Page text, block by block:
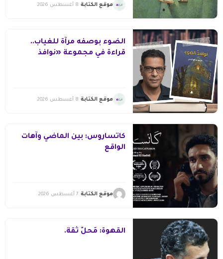
موقع الكتابة 8 أغسطس 2026
الضوء بوصفه مرآة للغياب..
قراءة في مجموعة «نوافذ
موقع الكتابة 8 أغسطس 2026
كاتساروس: بين الماضي وآهات
الواقع
موقع الكتابة 7 أغسطس 2026
القهوة: مَحلُّ ثقة.